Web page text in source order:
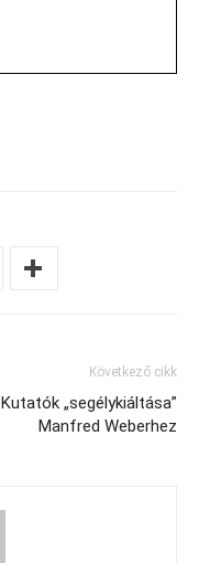
Következő cikk
Kutatók „segélykiáltása”
Manfred Weberhez